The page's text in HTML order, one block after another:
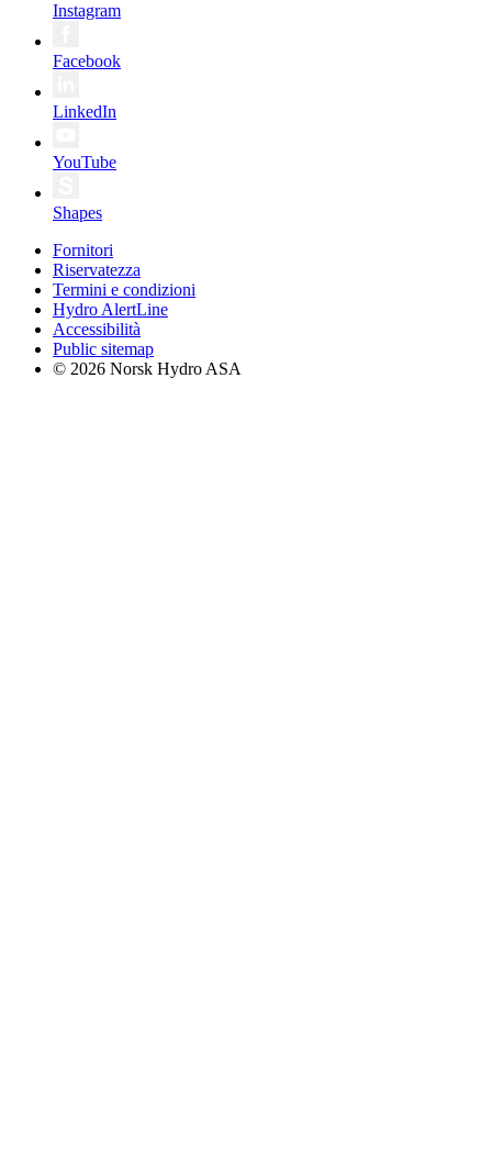
Instagram
Facebook
LinkedIn
YouTube
Shapes
Fornitori
Riservatezza
Termini e condizioni
Hydro AlertLine
Accessibilità
Public sitemap
© 2026 Norsk Hydro ASA